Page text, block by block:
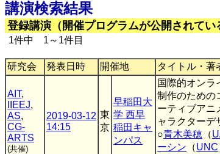
講演検索結果
登録講演（開催プログラムが公開されてい
1件中 1～1件目
研究会 発表日時 開催地 タイトル・著
AIT,
IIEEJ,
AS,
CG-
ARTS
(共催)
2019-03-12
14:15
東
京
早稲田大
学 西早
稲田キャ
ンパス
国際的オンラ
制作のための
ーティブアニ
ャラクターデ
○青木美穂 （
ーシン （UNC